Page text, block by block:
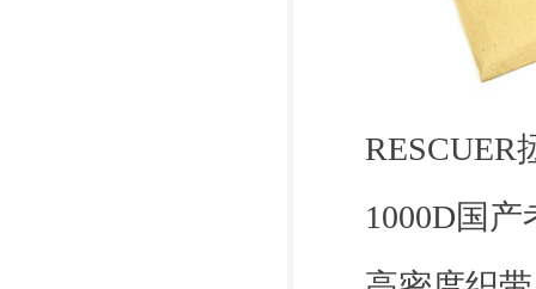
RESCUER
1000D国